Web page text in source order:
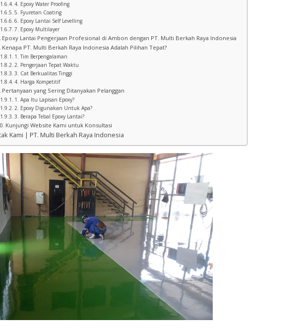
4. Epoxy Water Proofing
5. Fyuretan Coating
6. Epoxy Lantai Self Levelling
7. Epoxy Multilayer
Epoxy Lantai Pengerjaan Profesional di Ambon dengan PT. Multi Berkah Raya Indonesia
Kenapa PT. Multi Berkah Raya Indonesia Adalah Pilihan Tepat?
1. Tim Berpengalaman
2. Pengerjaan Tepat Waktu
3. Cat Berkualitas Tinggi
4. Harga Kompetitif
Pertanyaan yang Sering Ditanyakan Pelanggan
1. Apa Itu Lapisan Epoxy?
2. Epoxy Digunakan Untuk Apa?
3. Berapa Tebal Epoxy Lantai?
Kunjungi Website Kami untuk Konsultasi
Kami | PT. Multi Berkah Raya Indonesia